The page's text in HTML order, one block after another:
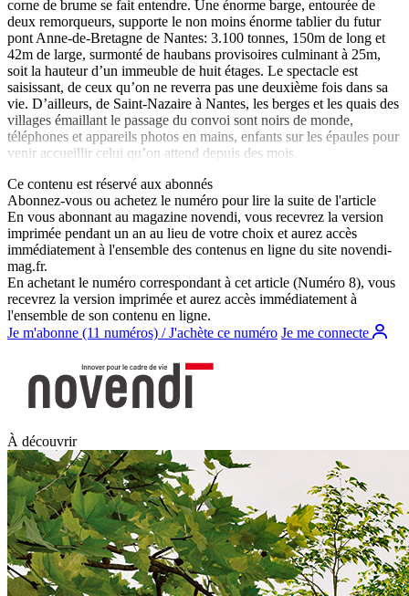
corne de brume se fait entendre. Une énorme barge, entourée de
deux remorqueurs, supporte le non moins énorme tablier du futur
pont Anne-de-Bretagne de Nantes: 3.100 tonnes, 150m de long et
42m de large, surmonté de haubans provisoires culminant à 25m,
soit la hauteur d’un immeuble de huit étages. Le spectacle est
saisissant, de ceux qu’on ne reverra pas une deuxième fois dans sa
vie. D’ailleurs, de Saint-Nazaire à Nantes, les berges et les quais des
villages émaillant le passage du convoi sont noirs de monde,
téléphones et appareils photos en mains, enfants sur les épaules pour
venir accueillir celui qu’on attend depuis des mois.
Ce contenu est réservé aux abonnés
Abonnez-vous ou achetez le numéro pour lire la suite de l'article
En vous abonnant au magazine novendi, vous recevrez la version
imprimée pendant un an au lieu de votre choix et aurez accès
immédiatement à l'ensemble des contenus en ligne du site novendi-
mag.fr.
En achetant le numéro correspondant à cet article (Numéro 8), vous
recevrez la version imprimée et aurez accès immédiatement à
l'ensemble de son contenu en ligne.
Je m'abonne (11 numéros) / J'achète ce numéro Je me connecte
À découvrir